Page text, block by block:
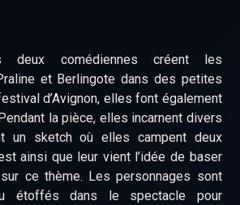
deux comédiennes créent les
et Berlingote dans des petites
d’Avignon, elles font également
la pièce, elles incarnent divers
un sketch où elles campent deux
ainsi que leur vient l’idée de baser
ce thème. Les personnages sont
étoffés dans le spectacle pour